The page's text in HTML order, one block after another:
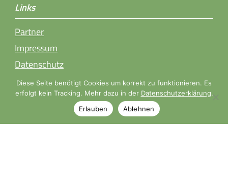
Links
Partner
Impressum
Datenschutz
Öffnungszeiten
Mo, Di, Mi, Fr 9.00-18.30 Uhr
Diese Seite benötigt Cookies um korrekt zu funktionieren. Es
erfolgt kein Tracking. Mehr dazu in der Datenschutzerklärung.
Erlauben
Ablehnen